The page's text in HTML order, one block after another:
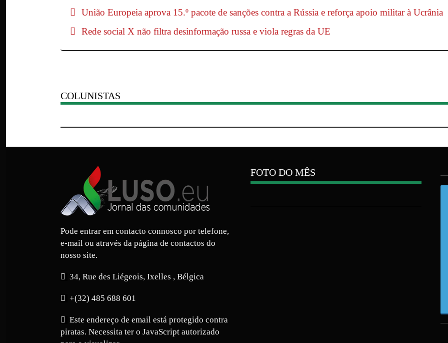
União Europeia aprova 15.º pacote de sanções contra a Rússia e reforça apoio militar à Ucrânia
Rede social X não filtra desinformação russa e viola regras da UE
COLUNISTAS
Pode entrar em contacto connosco por telefone,
e-mail ou através da página de contactos do
nosso site.
34, Rue des Liégeois, Ixelles , Bélgica
+(32) 485 688 601
Este endereço de email está protegido contra
piratas. Necessita ter o JavaScript autorizado
FOTO DO MÊS